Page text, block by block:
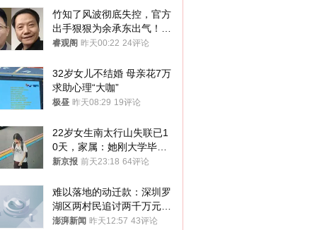
竹知了风波彻底失控，官方
出手狠狠为余承东出气！雷
军果然没说错
睿观阁 昨天00:22 24评论
32岁女儿不结婚 母亲花7万
求助心理“大咖”
极昼 昨天08:29 19评论
22岁女生南太行山失联已1
0天，家属：她刚大学毕业
想到山里旅行
新京报 前天23:18 64评论
难以落地的动迁款：深圳罗
湖区两村民追讨两千万元动
迁款八年未果
澎湃新闻 昨天12:57 43评论